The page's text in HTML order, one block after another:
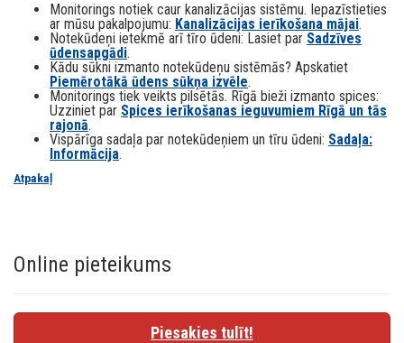
Monitorings notiek caur kanalizācijas sistēmu. Iepazīstieties
ar mūsu pakalpojumu: Kanalizācijas ierīkošana mājai.
Notekūdeņi ietekmē arī tīro ūdeni: Lasiet par Sadzīves
ūdensapgādi.
Kādu sūkni izmanto notekūdeņu sistēmās? Apskatiet
Piemērotākā ūdens sūkņa izvēle.
Monitorings tiek veikts pilsētās. Rīgā bieži izmanto spices:
Uzziniet par Spices ierīkošanas ieguvumiem Rīgā un tās
rajonā.
Vispārīga sadaļa par notekūdeņiem un tīru ūdeni: Sadaļa:
Informācija.
Atpakaļ
Online pieteikums
Piesakies tulīt!